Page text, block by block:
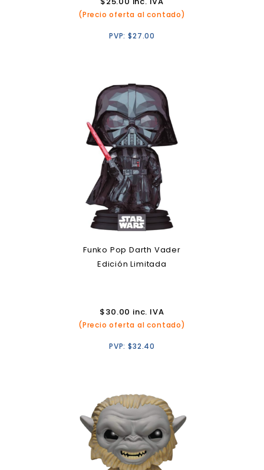
(Precio oferta al contado)
PVP:$27.00
Funko Pop Darth Vader
Edición Limitada
$30.00 inc. IVA
(Precio oferta al contado)
PVP:$32.40